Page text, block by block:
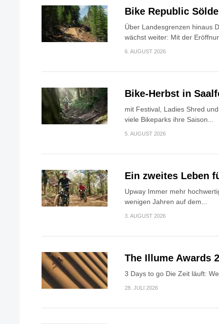
Bike Republic
Über Landesgrenzen hinaus
wächst weiter: Mit der
6. AUGUST 2026
Bike-Herbst in
mit Festival, Ladies Shred
viele Bikeparks ihre Saison...
5. AUGUST 2026
Ein zweites Leben
Upway Immer mehr
wenigen Jahren auf dem...
3. AUGUST 2026
The Illume Awards
3 Days to go Die Zeit läuft:
28. JULI 2026